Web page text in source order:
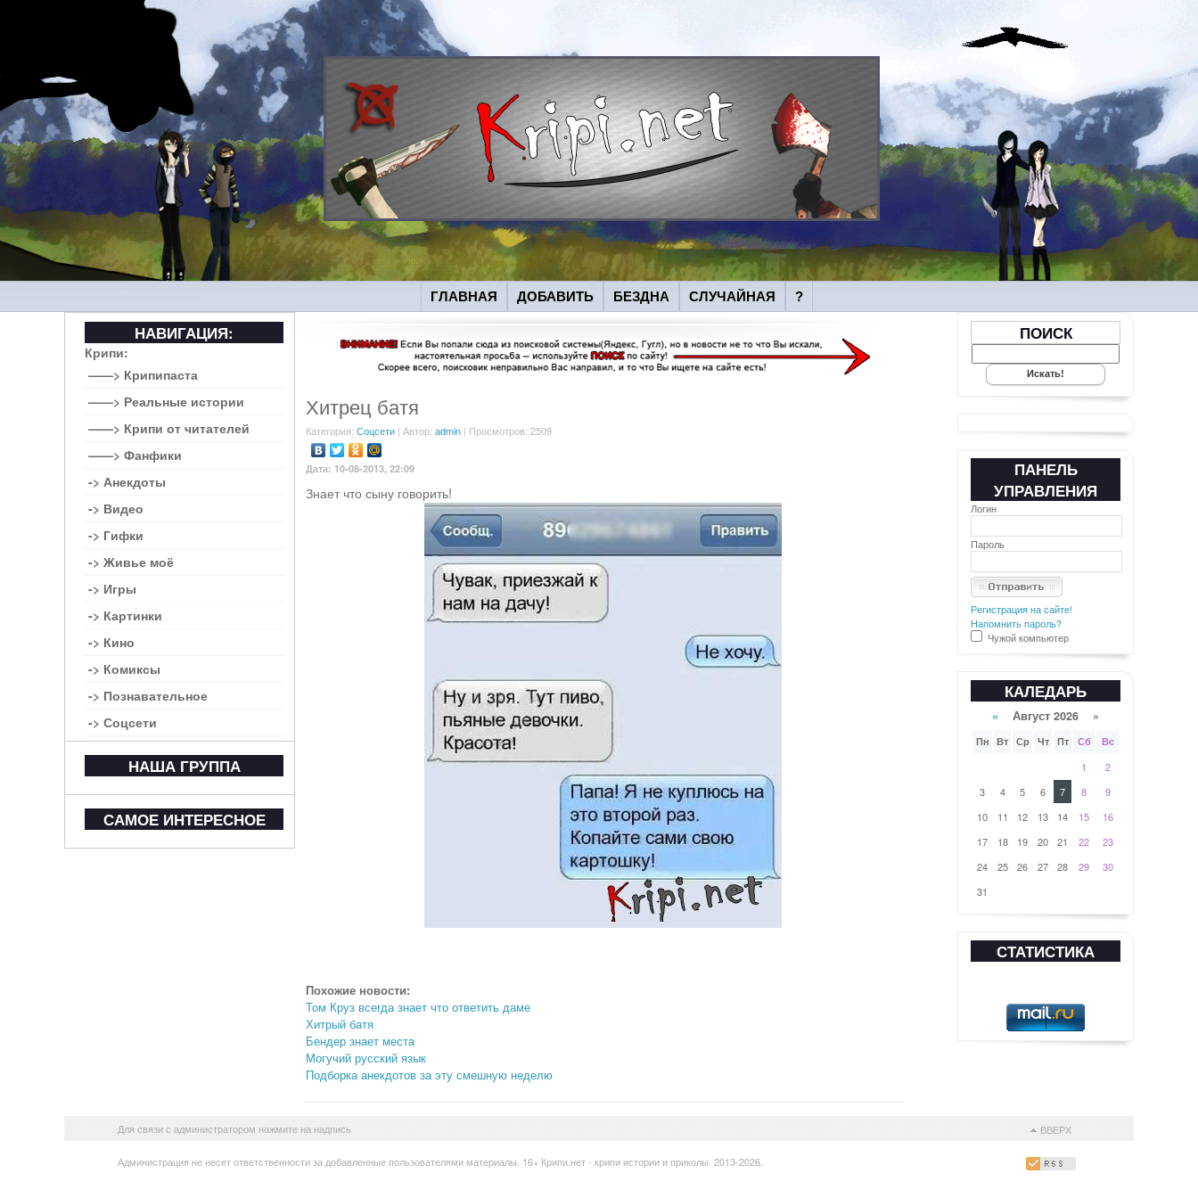
ГЛАВНАЯ ДОБАВИТЬ БЕЗДНА СЛУЧАЙНАЯ ?
Хитрец батя
Категория: Соцсети| Автор: admin| Просмотров: 2509
Дата: 10-08-2013, 22:09
Знает что сыну говорить!
Похожие новости:
Том Круз всегда знает что ответить даме
Хитрый батя
Бендер знает места
Могучий русский язык
Подборка анекдотов за эту смешную неделю
НАВИГАЦИЯ:
Крипи:
——> Крипипаста
——> Реальные истории
——> Крипи от читателей
——> Фанфики
-> Анекдоты
-> Видео
-> Гифки
-> Живье моё
-> Игры
-> Картинки
-> Кино
-> Комиксы
-> Познавательное
-> Соцсети
НАША ГРУППА
САМОЕ ИНТЕРЕСНОЕ
ПОИСК
ПАНЕЛЬ
УПРАВЛЕНИЯ
Логин
Пароль
Регистрация на сайте!
Напомнить пароль?
Чужой компьютер
КАЛЕДАРЬ
« Август 2026 »
Пн Вт Ср Чт Пт Сб Вс
1
2
3
4 5 6 7 8
9
10
11 12 13 14 15
16
17
18 19 20 21 22
23
24
25 26 27 28 29
30
31
СТАТИСТИКА
Для связи с администратором нажмите на надпись ВВЕРХ
Администрация не несет ответственности за добавленные пользователями материалы. 16+ Крипи.нет - крипи истории и приколы. 2013-2026.